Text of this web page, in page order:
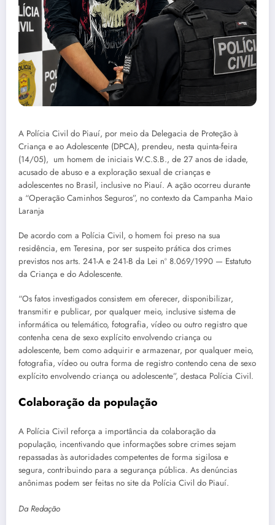
A Polícia Civil do Piauí, por meio da Delegacia de Proteção à
Criança e ao Adolescente (DPCA), prendeu, nesta quinta-feira
(14/05), um homem de iniciais W.C.S.B., de 27 anos de idade,
acusado de abuso e a exploração sexual de crianças e
adolescentes no Brasil, inclusive no Piauí. A ação ocorreu durante
a “Operação Caminhos Seguros”, no contexto da Campanha Maio
Laranja
De acordo com a Polícia Civil, o homem foi preso na sua
residência, em Teresina, por ser suspeito prática dos crimes
previstos nos arts. 241-A e 241-B da Lei nº 8.069/1990 — Estatuto
da Criança e do Adolescente.
“Os fatos investigados consistem em oferecer, disponibilizar,
transmitir e publicar, por qualquer meio, inclusive sistema de
informática ou telemático, fotografia, vídeo ou outro registro que
contenha cena de sexo explícito envolvendo criança ou
adolescente, bem como adquirir e armazenar, por qualquer meio,
fotografia, vídeo ou outra forma de registro contendo cena de sexo
explícito envolvendo criança ou adolescente”, destaca Polícia Civil.
Colaboração da população
A Polícia Civil reforça a importância da colaboração da
população, incentivando que informações sobre crimes sejam
repassadas às autoridades competentes de forma sigilosa e
segura, contribuindo para a segurança pública. As denúncias
anônimas podem ser feitas no site da Polícia Civil do Piauí.
Da Redação